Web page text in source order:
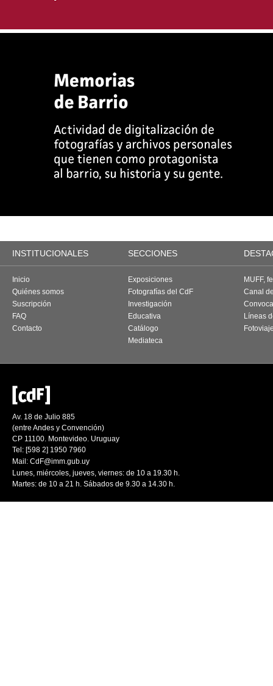
INSTITUCIONALES SECCIONES
Inicio
Quiénes somos
Suscripción
FAQ
Contacto
Exposiciones
Fotografías del CdF
Investigación
Educativa
Catálogo
Mediateca
MUFF,
Canal
Líneas
Av. 18 de Julio 885
(entre Andes y Convención)
CP 11100. Montevideo. Uruguay
Tel: [598 2] 1950 7960
Mail: CdF@imm.gub.uy
Lunes, miércoles, jueves, viernes: de 10 a 19.30 h.
Martes: de 10 a 21 h. Sábados de 9.30 a 14.30 h.